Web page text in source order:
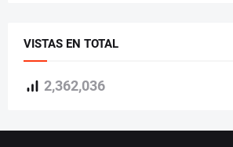
VISTAS EN TOTAL
2,362,036